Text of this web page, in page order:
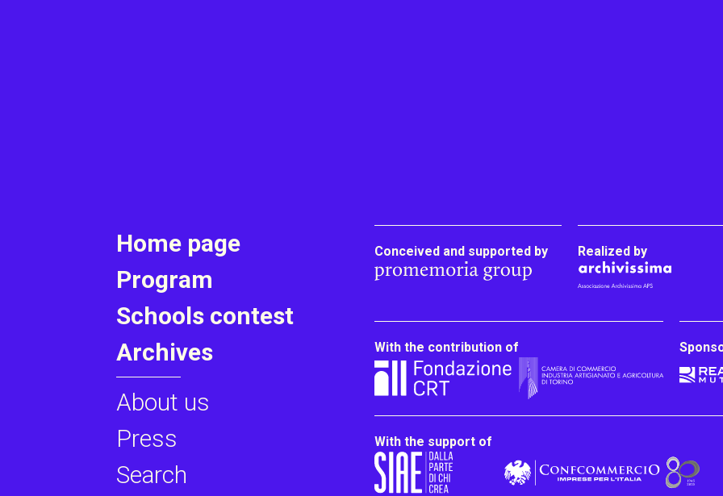
Home page
Program
Schools contest
Archives
About us
Press
Search
Conceived and supported by Realized by
With the contribution of
With the support of